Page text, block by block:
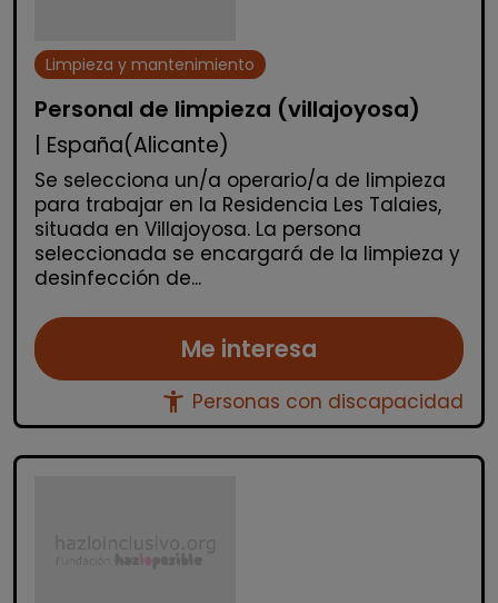
Limpieza y mantenimiento
Personal de limpieza (villajoyosa)
| España(Alicante)
Se selecciona un/a operario/a de limpieza
para trabajar en la Residencia Les Talaies,
situada en Villajoyosa. La persona
seleccionada se encargará de la limpieza y
desinfección de...
Me interesa
accessibility_new Personas con discapacidad